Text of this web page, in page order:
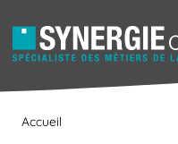
Accueil